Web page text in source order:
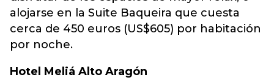
alojarse en la Suite Baqueira que cuesta
cerca de 450 euros (US$605) por habitación
por noche.
Hotel Meliá Alto Aragón